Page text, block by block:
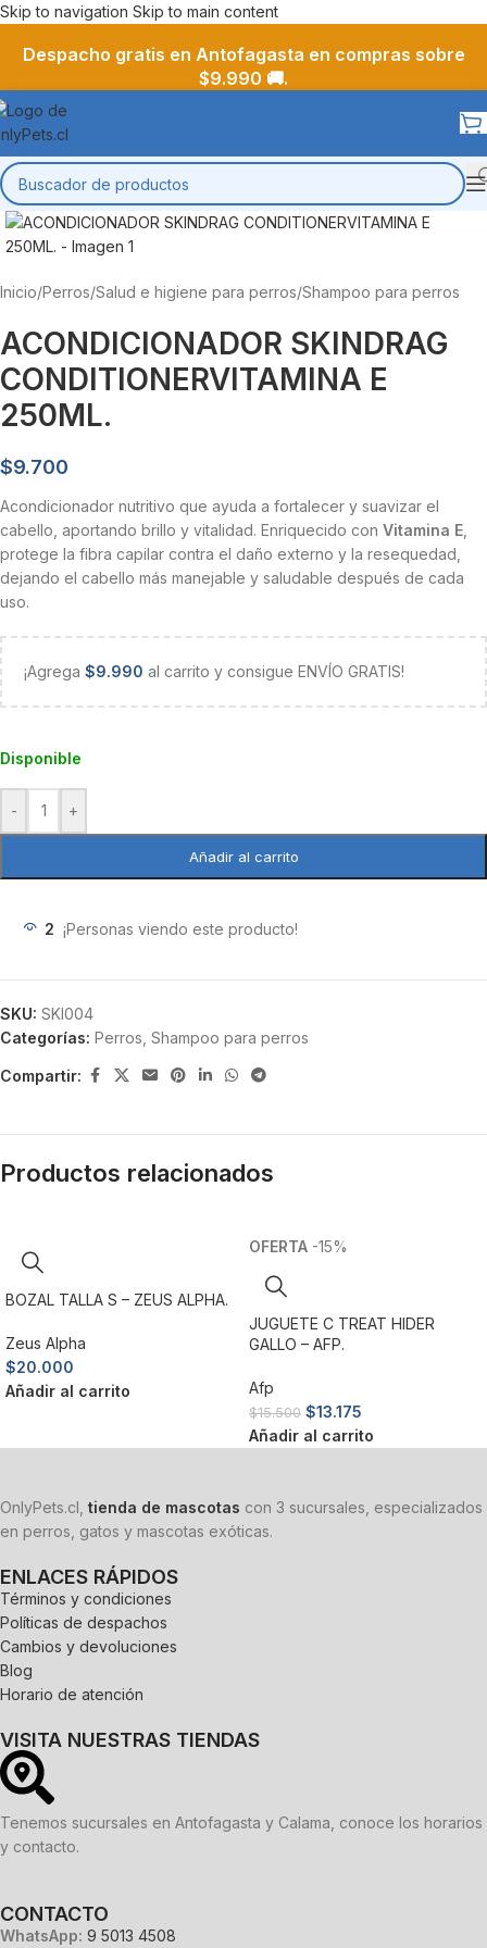
Skip to navigation Skip to main content
Despacho gratis en Antofagasta en compras sobre
$9.990 🚚.
Inicio/Perros/Salud e higiene para perros/Shampoo para perros
ACONDICIONADOR SKINDRAG
CONDITIONERVITAMINA E
250ML.
$9.700
Acondicionador nutritivo que ayuda a fortalecer y suavizar el
cabello, aportando brillo y vitalidad. Enriquecido con Vitamina E
protege la fibra capilar contra el daño externo y la resequedad,
dejando el cabello más manejable y saludable después de cada
uso.
¡Agrega $9.990 al carrito y consigue ENVÍO GRATIS!
Disponible
- +
Añadir al carrito
2 ¡Personas viendo este producto!
SKU: SKI004
Categorías: Perros Shampoo para perros
Compartir:
Productos relacionados
BOZAL TALLA S – ZEUS ALPHA.
Zeus Alpha
$20.000
Añadir al carrito
-15%
JUGUETE C TREAT HIDER
GALLO – AFP.
Afp
$15.500 $13.175
Añadir al carrito
OnlyPets.cl, tienda de mascotas con 3 sucursales, especializados
en perros, gatos y mascotas exóticas.
ENLACES RÁPIDOS
Términos y condiciones
Políticas de despachos
Cambios y devoluciones
Blog
Horario de atención
VISITA NUESTRAS TIENDAS
Tenemos sucursales en Antofagasta y Calama, conoce los horarios
y contacto.
CONTACTO
WhatsApp: 9 5013 4508